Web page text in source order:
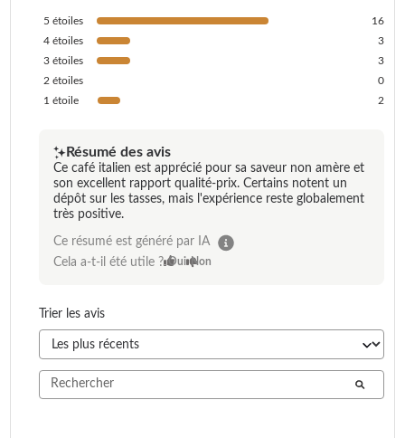
5 étoiles
16
4 étoiles
3
3 étoiles
3
2 étoiles
0
1 étoile 2
Résumé des avis
Ce café italien est apprécié pour sa saveur non amère et
son excellent rapport qualité-prix. Certains notent un
dépôt sur les tasses, mais l'expérience reste globalement
très positive.
Ce résumé est généré par IA
Cela a-t-il été utile ? Oui Non
Trier les avis